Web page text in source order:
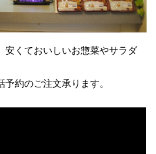
安くておいしいお惣菜やサラダ
約のご注文承ります。